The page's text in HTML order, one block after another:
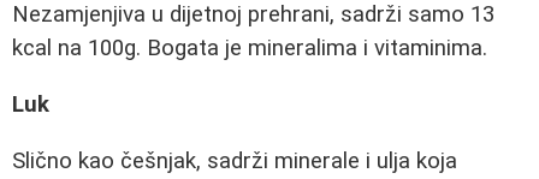
Nezamjenjiva u dijetnoj prehrani, sadrži samo 13
kcal na 100g. Bogata je mineralima i vitaminima.
Luk
Slično kao češnjak, sadrži minerale i ulja koja